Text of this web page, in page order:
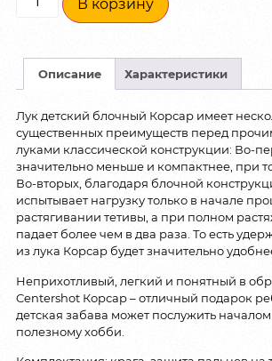
В корзину
Описание Характеристики
Лук детский блочный Корсар имеет
существенных преимуществ перед
луками классической конструкции: Во-
значительно меньше и компактнее, при
Во-вторых, благодаря блочной
испытывает нагрузку только в начале
растягивании тетивы, а при полном
падает более чем в два раза. То есть
из лука Корсар будет значительно
Неприхотливый, легкий и понятный в
Centershot Корсар – отличный подарок
детская забава может послужить
полезному хобби.